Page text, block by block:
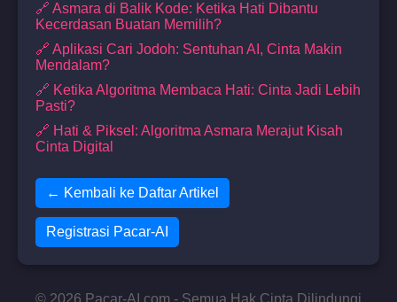
🔗 Asmara di Balik Kode: Ketika Hati Dibantu
Kecerdasan Buatan Memilih?
🔗 Aplikasi Cari Jodoh: Sentuhan AI, Cinta Makin
Mendalam?
🔗 Ketika Algoritma Membaca Hati: Cinta Jadi Lebih
Pasti?
🔗 Hati & Piksel: Algoritma Asmara Merajut Kisah
Cinta Digital
← Kembali ke Daftar Artikel
Registrasi Pacar-AI